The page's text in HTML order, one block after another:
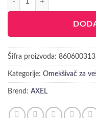
Šifra proizvoda:
Kategorije: Omekšivač za
Brend: AXEL